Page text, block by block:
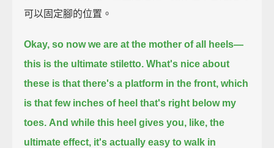
可以固定腳的位置。
Okay, so now we are at the mother of all heels—
this is the ultimate stiletto. What's nice about
these is that there's a platform in the front, which
is that few inches of heel that's right below my
toes. And while this heel gives you, like, the
ultimate effect, it's actually easy to walk in